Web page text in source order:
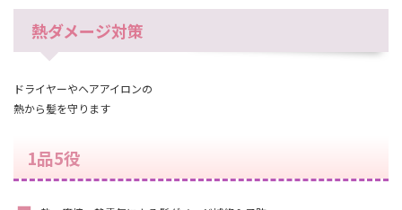
熱ダメージ対策
ドライヤーやヘアアイロンの
熱から髪を守ります
1品5役